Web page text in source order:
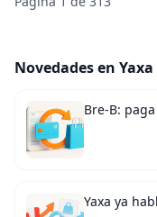
Novedades en Yaxa
Bre-B:
Yaxa ya